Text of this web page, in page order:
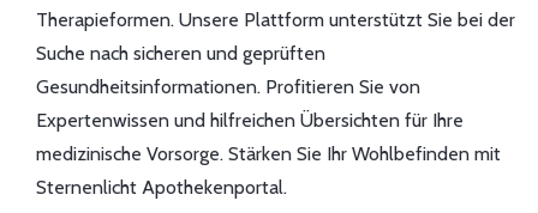
Therapieformen. Unsere Plattform unterstützt Sie bei der
Suche nach sicheren und geprüften
Gesundheitsinformationen. Profitieren Sie von
Expertenwissen und hilfreichen Übersichten für Ihre
medizinische Vorsorge. Stärken Sie Ihr Wohlbefinden mit
Sternenlicht Apothekenportal.